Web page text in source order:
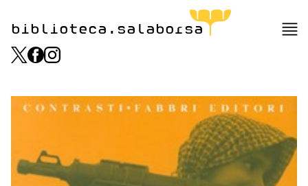
biblioteca.salaborsa